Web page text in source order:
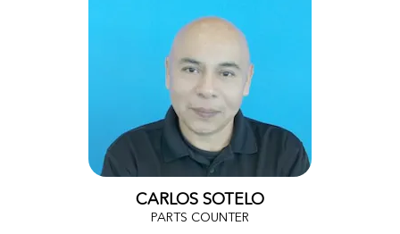
CARLOS SOTELO
PARTS COUNTER